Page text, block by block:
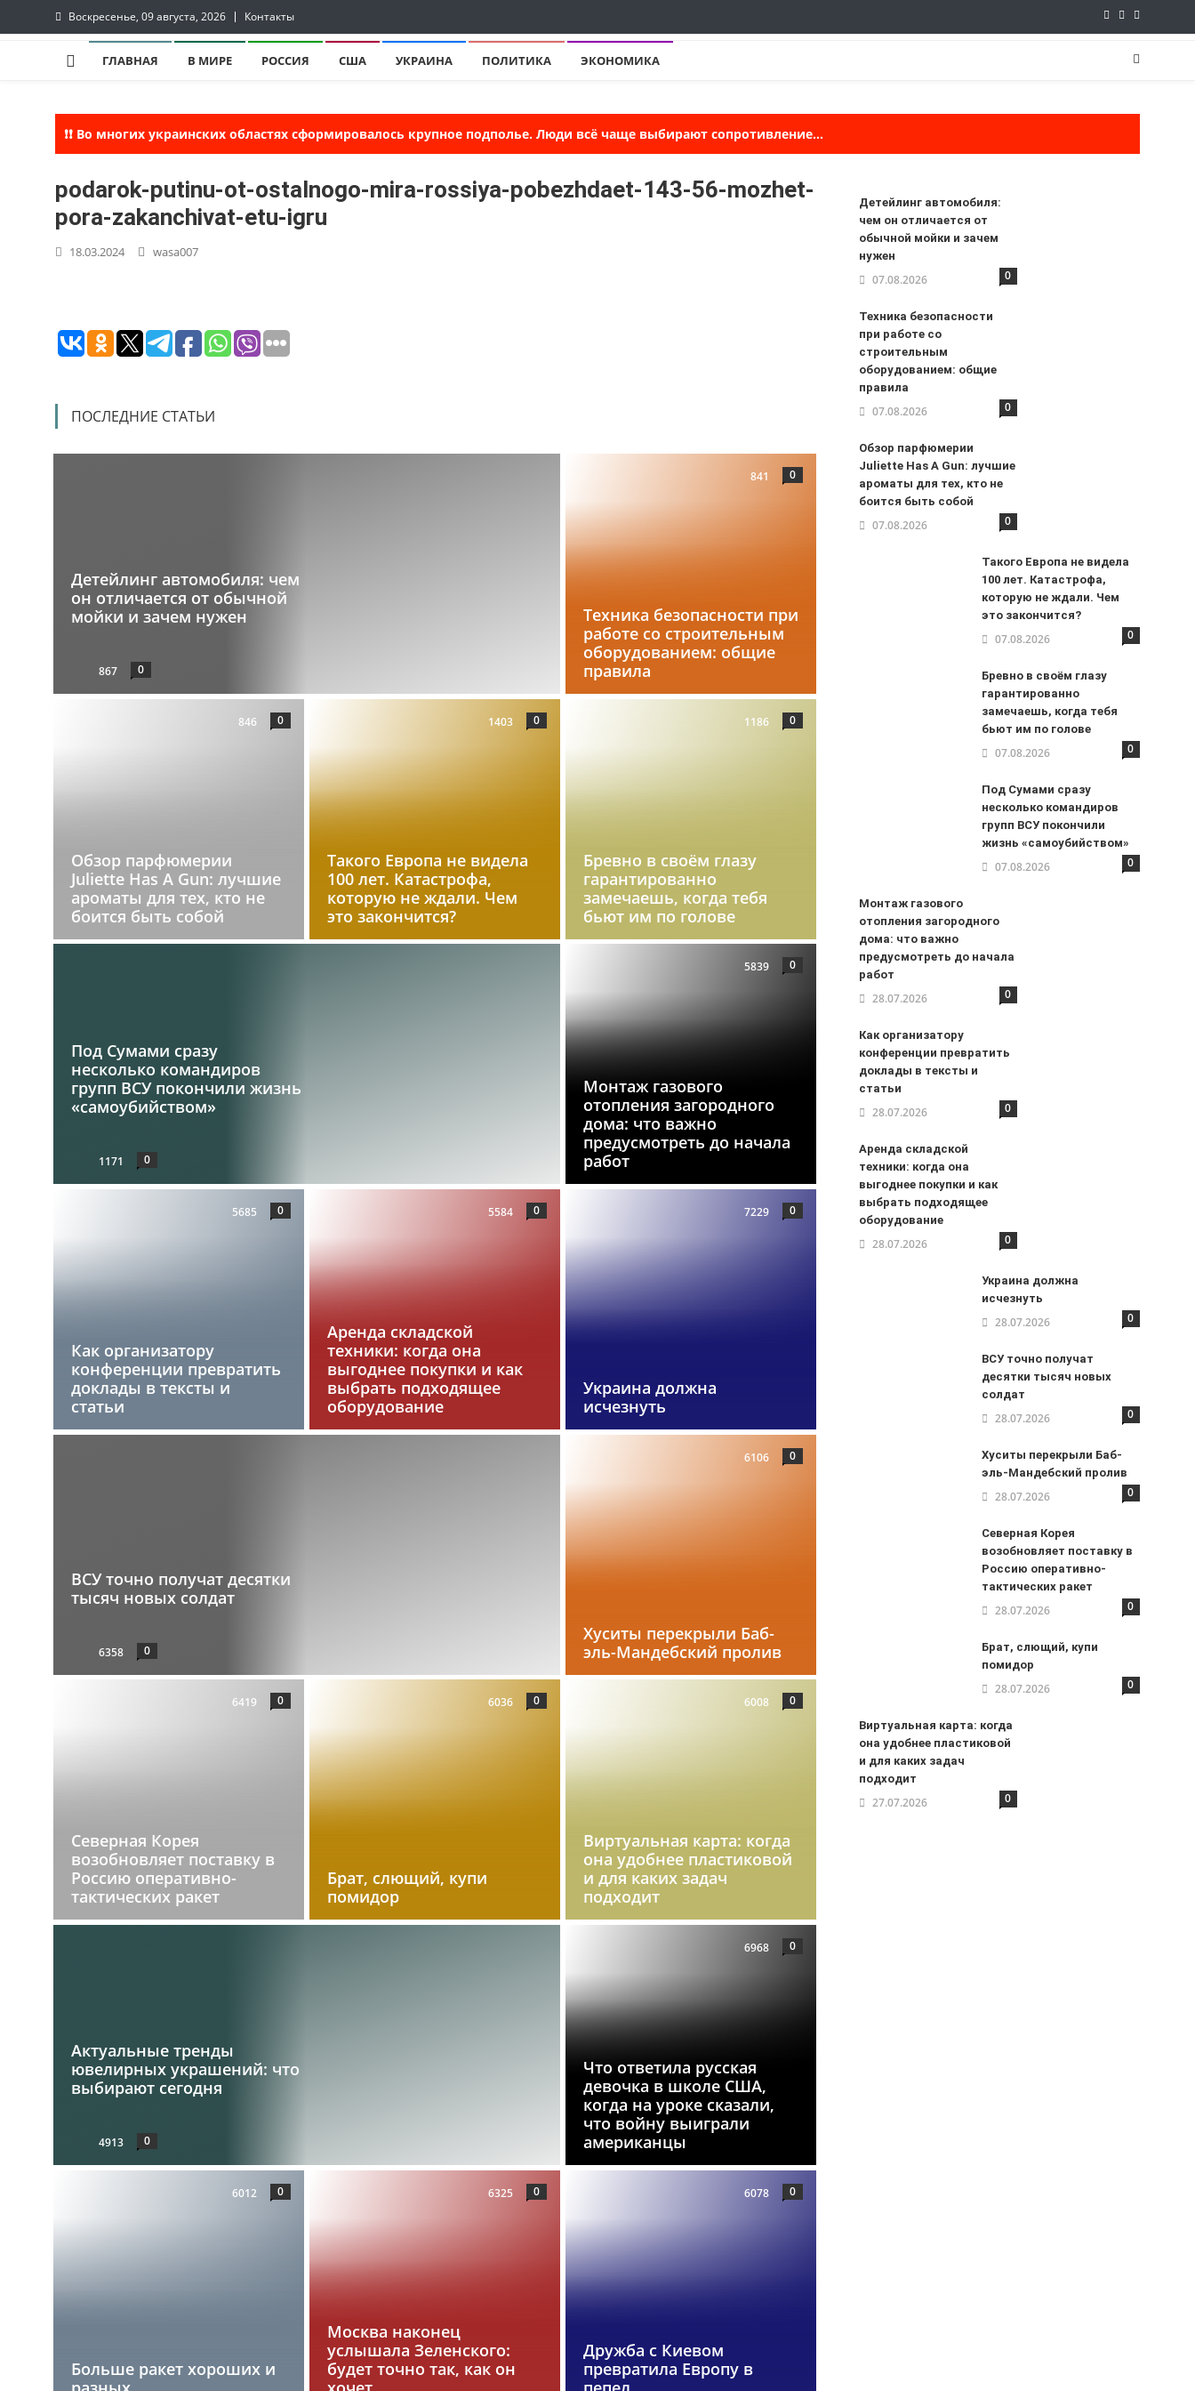
to
Воскресенье, 09 августа, 2026 Контакты
InfoRuss
InfoRuss — Новости
ГЛАВНАЯ В МИРЕ РОССИЯ США УКРАИНА ПОЛИТИКА ЭКОНОМИКА
❗❗ Во многих украинских областях сформировалось крупное подполье. Люди всё чаще выбирают сопротивление...
podarok-putinu-ot-ostalnogo-mira-rossiya-pobezhdaet-143-56-mozhet-
pora-zakanchivat-etu-igru
18.03.2024 wasa007
ПОСЛЕДНИЕ СТАТЬИ
Детейлинг автомобиля: чем
он отличается от обычной
мойки и зачем нужен
867 0
Техника безопасности при
работе со строительным
оборудованием: общие
правила
841 0
Обзор парфюмерии
Juliette Has A Gun: лучшие
ароматы для тех, кто не
боится быть собой
846 0
Такого Европа не видела
100 лет. Катастрофа,
которую не ждали. Чем
это закончится?
1403 0
Бревно в своём глазу
гарантированно
замечаешь, когда тебя
бьют им по голове
1186 0
Под Сумами сразу
несколько командиров
групп ВСУ покончили жизнь
«самоубийством»
1171 0
Монтаж газового
отопления загородного
дома: что важно
предусмотреть до начала
работ
5839 0
Как организатору
конференции превратить
доклады в тексты и
статьи
5685 0
Аренда складской
техники: когда она
выгоднее покупки и как
выбрать подходящее
оборудование
5584 0
Украина должна
исчезнуть
7229 0
ВСУ точно получат десятки
тысяч новых солдат
6358 0
Хуситы перекрыли Баб-
эль-Мандебский пролив
6106 0
Северная Корея
возобновляет поставку в
Россию оперативно-
тактических ракет
6419 0
Брат, слющий, купи
помидор
6036 0
Виртуальная карта: когда
она удобнее пластиковой
и для каких задач
подходит
6008 0
Актуальные тренды
ювелирных украшений: что
выбирают сегодня
4913 0
Что ответила русская
девочка в школе США,
когда на уроке сказали,
что войну выиграли
американцы
6968 0
Больше ракет хороших и
6012 0
Москва наконец
услышала Зеленского:
будет точно так, как он
6325 0
Дружба с Киевом
превратила Европу в
6078 0
Детейлинг автомобиля:
чем он отличается от
обычной мойки и зачем
нужен
07.08.2026 0
Техника безопасности
при работе со
строительным
оборудованием: общие
правила
07.08.2026 0
Обзор парфюмерии
Juliette Has A Gun: лучшие
ароматы для тех, кто не
боится быть собой
07.08.2026 0
Такого Европа не видела
100 лет. Катастрофа,
которую не ждали. Чем
это закончится?
07.08.2026 0
Бревно в своём глазу
гарантированно
замечаешь, когда тебя
бьют им по голове
07.08.2026 0
Под Сумами сразу
несколько командиров
групп ВСУ покончили
жизнь «самоубийством»
07.08.2026 0
Монтаж газового
отопления загородного
дома: что важно
предусмотреть до начала
работ
28.07.2026 0
Как организатору
конференции превратить
доклады в тексты и
статьи
28.07.2026 0
Аренда складской
техники: когда она
выгоднее покупки и как
выбрать подходящее
оборудование
28.07.2026 0
Украина должна
исчезнуть
28.07.2026 0
ВСУ точно получат
десятки тысяч новых
солдат
28.07.2026 0
Хуситы перекрыли Баб-
эль-Мандебский пролив
28.07.2026 0
Северная Корея
возобновляет поставку в
Россию оперативно-
тактических ракет
28.07.2026 0
Брат, слющий, купи
помидор
28.07.2026 0
Виртуальная карта: когда
она удобнее пластиковой
и для каких задач
подходит
27.07.2026 0